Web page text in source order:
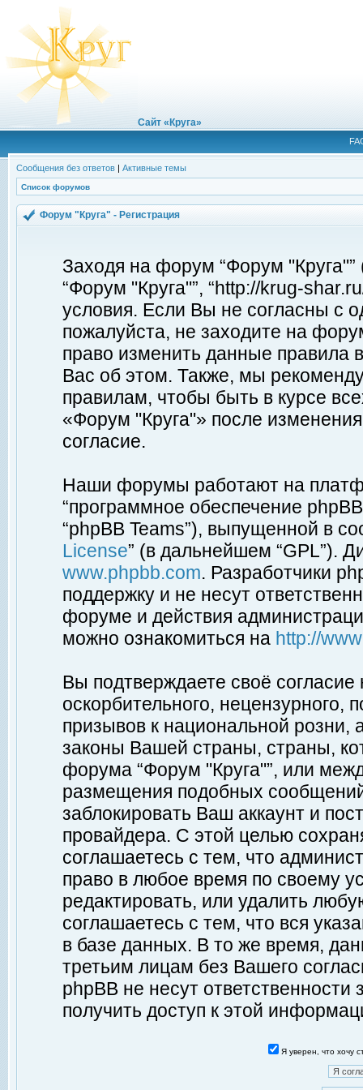
Сайт «Круга»
Сообщения без ответов | Активные темы
Список форумов
Форум "Круга" - Регистрация
Заходя на форум “Форум
“Форум "Круга"”, “http://krug-
условия. Если Вы не согласны с
пожалуйста, не заходите на
право изменить данные правила
Вас об этом. Также, мы
правилам, чтобы быть в курсе
«Форум "Круга"» после
согласие.
Наши форумы работают на
“программное обеспечение
“phpBB Teams”), выпущенной в
License” (в дальнейшем “GPL”).
www.phpbb.com. Разработчики
поддержку и не несут
форуме и действия
можно ознакомиться на http://
Вы подтверждаете своё
оскорбительного, нецензурного,
призывов к национальной
законы Вашей страны, страны,
форума “Форум "Круга"”, или
размещения подобных
заблокировать Ваш аккаунт и
провайдера. С этой целью
соглашаетесь с тем, что
право в любое время по своему
редактировать, или удалить
соглашаетесь с тем, что вся
в базе данных. В то же время,
третьим лицам без Вашего
phpBB не несут ответственности
получить доступ к этой
Я уверен, что хочу